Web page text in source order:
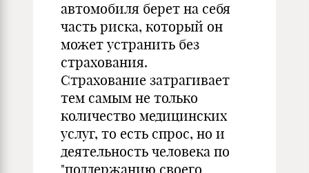
автомобиля берет на себя
часть риска, который он
может устранить без
страхования.
Страхование затрагивает
тем самым не только
количество медицинских
услуг, то есть спрос, но и
деятельность человека по
"поддержанию своего